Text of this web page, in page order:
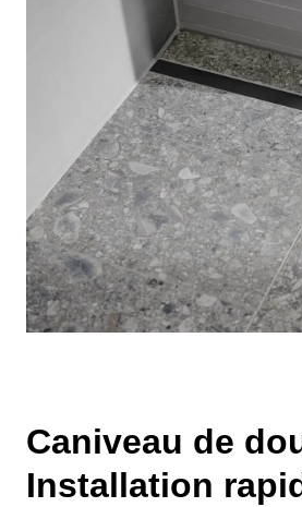
Caniveau de
Installation